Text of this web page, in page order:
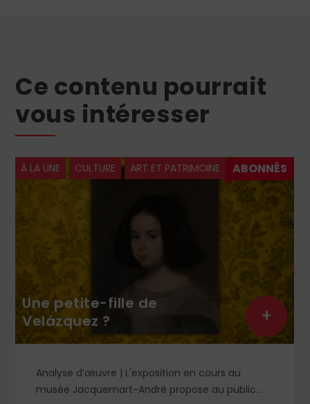
Ce contenu pourrait
vous intéresser
À LA UNE CULTURE ART ET PATRIMOINE
Une petite-fille de
Velázquez ?
Analyse d’œuvre | L'exposition en cours au
musée Jacquemart-André propose au public
+